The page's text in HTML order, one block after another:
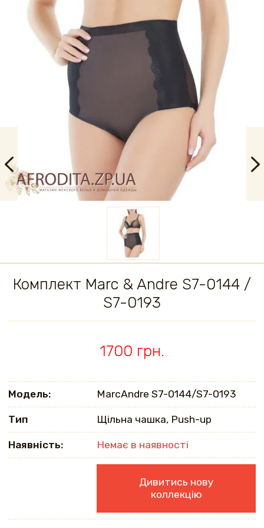
Комплект Marc & Andre S7-0144 /
S7-0193
1700 грн.
Модель: MarcAndrе S7-0144/S7-0193
Тип Щільна чашка, Push-up
Наявність: Немає в наявності
Дивитись нову
коллекцію